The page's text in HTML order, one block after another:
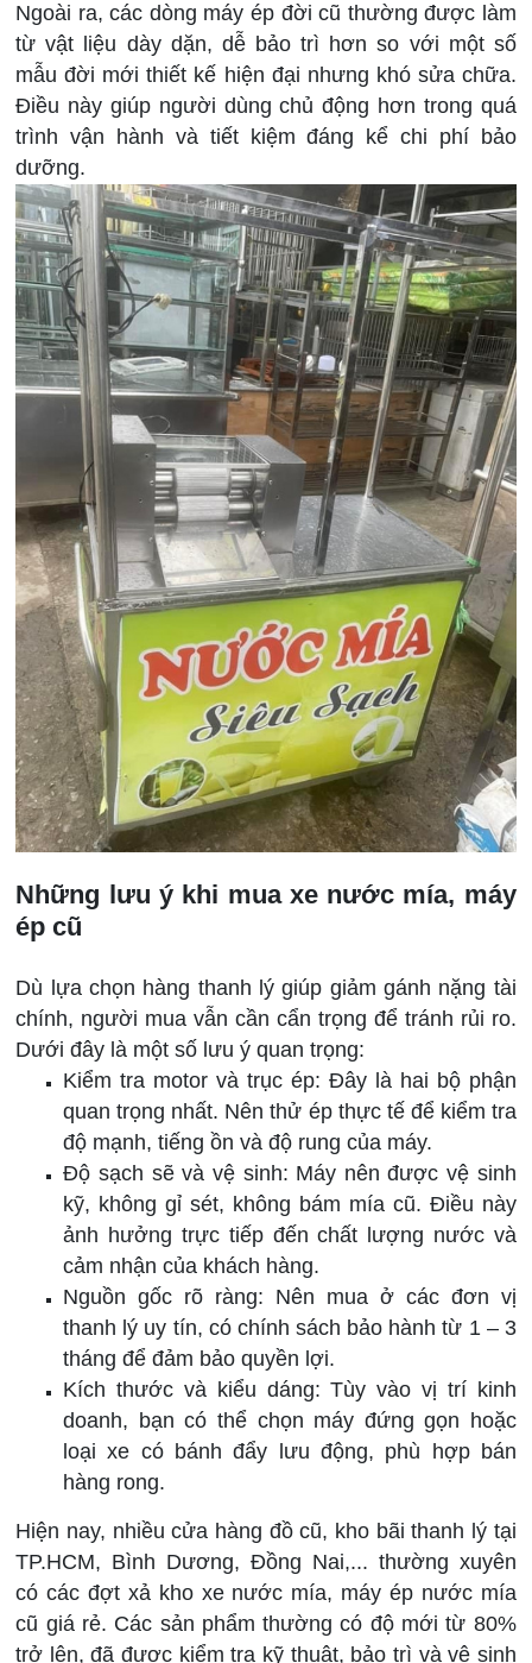
Ngoài ra, các dòng máy ép đời cũ thường được làm
từ vật liệu dày dặn, dễ bảo trì hơn so với một số
mẫu đời mới thiết kế hiện đại nhưng khó sửa chữa.
Điều này giúp người dùng chủ động hơn trong quá
trình vận hành và tiết kiệm đáng kể chi phí bảo
dưỡng.
Những lưu ý khi mua xe nước mía, máy
ép cũ
Dù lựa chọn hàng thanh lý giúp giảm gánh nặng tài
chính, người mua vẫn cần cẩn trọng để tránh rủi ro.
Dưới đây là một số lưu ý quan trọng:
Kiểm tra motor và trục ép: Đây là hai bộ phận
quan trọng nhất. Nên thử ép thực tế để kiểm tra
độ mạnh, tiếng ồn và độ rung của máy.
Độ sạch sẽ và vệ sinh: Máy nên được vệ sinh
kỹ, không gỉ sét, không bám mía cũ. Điều này
ảnh hưởng trực tiếp đến chất lượng nước và
cảm nhận của khách hàng.
Nguồn gốc rõ ràng: Nên mua ở các đơn vị
thanh lý uy tín, có chính sách bảo hành từ 1 – 3
tháng để đảm bảo quyền lợi.
Kích thước và kiểu dáng: Tùy vào vị trí kinh
doanh, bạn có thể chọn máy đứng gọn hoặc
loại xe có bánh đẩy lưu động, phù hợp bán
hàng rong.
Hiện nay, nhiều cửa hàng đồ cũ, kho bãi thanh lý tại
TP.HCM, Bình Dương, Đồng Nai,... thường xuyên
có các đợt xả kho xe nước mía, máy ép nước mía
cũ giá rẻ. Các sản phẩm thường có độ mới từ 80%
trở lên, đã được kiểm tra kỹ thuật, bảo trì và vệ sinh